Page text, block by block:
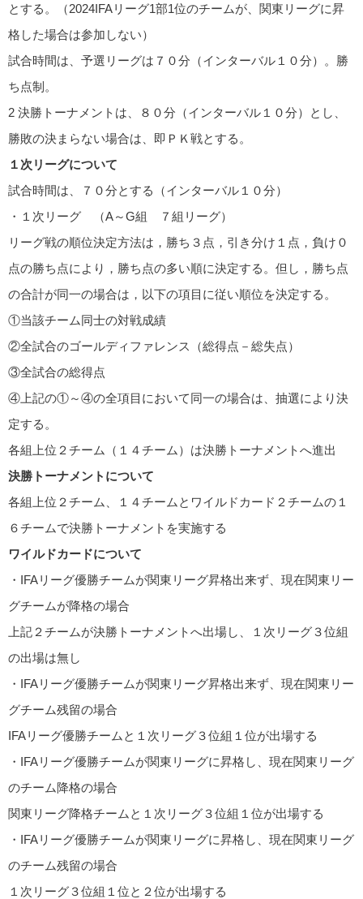
とする。（2024IFAリーグ1部1位のチームが、関東リーグに昇
格した場合は参加しない）
試合時間は、予選リーグは７０分（インターバル１０分）。勝
ち点制。
2 決勝トーナメントは、８０分（インターバル１０分）とし、
勝敗の決まらない場合は、即ＰＫ戦とする。
１次リーグについて
試合時間は、７０分とする（インターバル１０分）
・１次リーグ （A～G組 ７組リーグ）
リーグ戦の順位決定方法は，勝ち３点，引き分け１点，負け０
点の勝ち点により，勝ち点の多い順に決定する。但し，勝ち点
の合計が同一の場合は，以下の項目に従い順位を決定する。
①当該チーム同士の対戦成績
②全試合のゴールディファレンス（総得点－総失点）
③全試合の総得点
④上記の①～④の全項目において同一の場合は、抽選により決
定する。
各組上位２チーム（１４チーム）は決勝トーナメントへ進出
決勝トーナメントについて
各組上位２チーム、１４チームとワイルドカード２チームの１
６チームで決勝トーナメントを実施する
ワイルドカードについて
・IFAリーグ優勝チームが関東リーグ昇格出来ず、現在関東リー
グチームが降格の場合
上記２チームが決勝トーナメントへ出場し、１次リーグ３位組
の出場は無し
・IFAリーグ優勝チームが関東リーグ昇格出来ず、現在関東リー
グチーム残留の場合
IFAリーグ優勝チームと１次リーグ３位組１位が出場する
・IFAリーグ優勝チームが関東リーグに昇格し、現在関東リーグ
のチーム降格の場合
関東リーグ降格チームと１次リーグ３位組１位が出場する
・IFAリーグ優勝チームが関東リーグに昇格し、現在関東リーグ
のチーム残留の場合
１次リーグ３位組１位と２位が出場する